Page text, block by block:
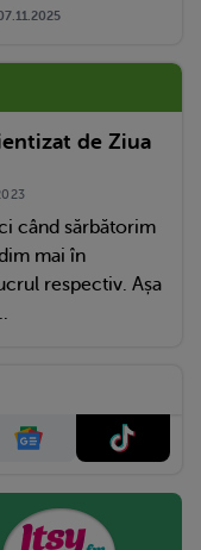
de Ziua
când sărbătorim
mai în
respectiv. Așa